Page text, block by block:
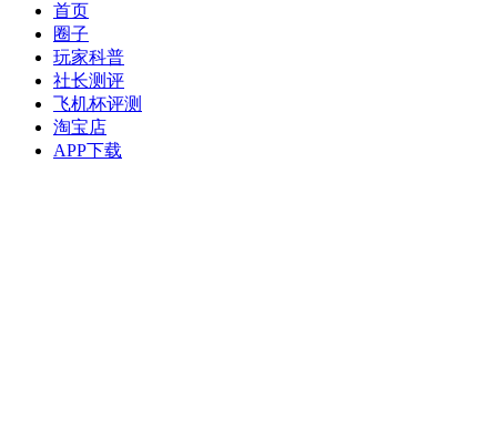
首页
圈子
玩家科普
社长测评
飞机杯评测
淘宝店
APP下载